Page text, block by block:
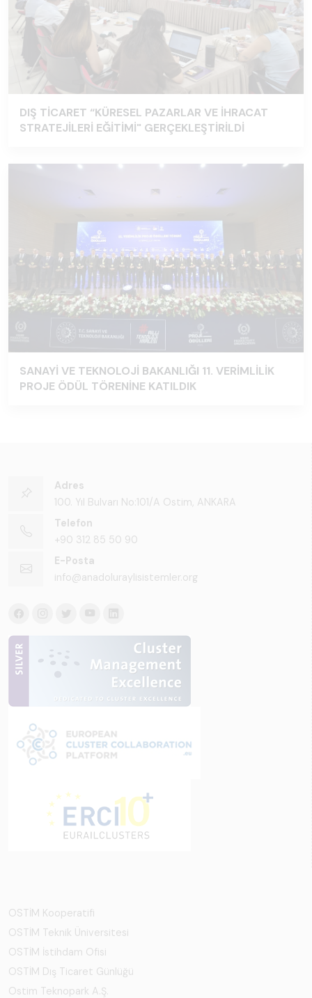
DIŞ TİCARET “KÜRESEL PAZARLAR VE İHRACAT
STRATEJİLERİ EĞİTİMİ" GERÇEKLEŞTİRİLDİ
SANAYİ VE TEKNOLOJİ BAKANLIĞI 11. VERİMLİLİK
PROJE ÖDÜL TÖRENİNE KATILDIK
Adres
100. Yıl Bulvarı No:101/A Ostim, ANKARA
Telefon
+90 312 85 50 90
E-Posta
info@anadoluraylisistemler.org
OSTİM Kooperatifi
OSTİM Teknik Üniversitesi
OSTİM İstihdam Ofisi
OSTİM Dış Ticaret Günlüğü
Ostim Teknopark A.Ş.